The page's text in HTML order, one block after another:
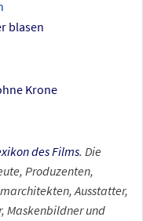
blasen
Krone
des Films. Die
Produzenten,
Ausstatter,
Maskenbildner und